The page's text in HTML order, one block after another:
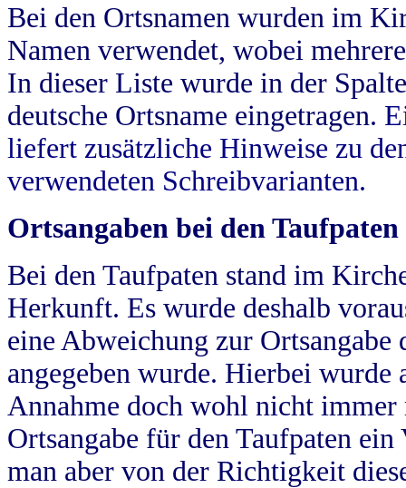
Bei den Ortsnamen wurden im
Namen verwendet, wobei
In dieser Liste wurde in der
deutsche Ortsname eingetragen.
liefert zusätzliche Hinweise zu
verwendeten Schreibvarianten.
Ortsangaben bei den Taufpaten
Bei den Taufpaten stand im
Herkunft. Es wurde deshalb
eine Abweichung zur
angegeben wurde. Hierbei wurde
Annahme doch wohl nicht
Ortsangabe für den Taufpaten
man aber von der Richtigkeit